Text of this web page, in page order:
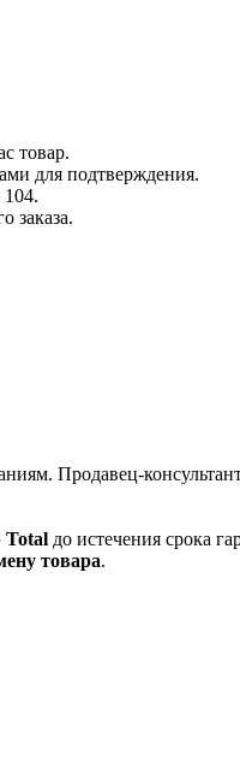
товар.
для подтверждения.
104.
заказа.
Продавец-
Total до истечения срока
товара.